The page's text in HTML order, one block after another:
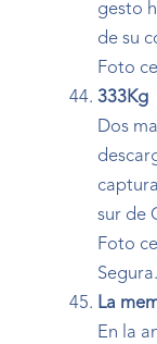
gesto
de su
Foto
333Kg
Dos
sur de
Foto
Segura.
La
En la